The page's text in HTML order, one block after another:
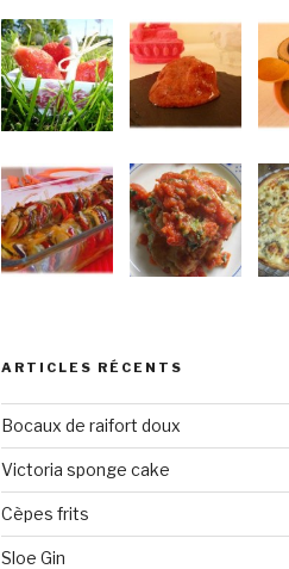
ARTICLES RÉCENTS
Bocaux de raifort doux
Victoria sponge cake
Cèpes frits
Sloe Gin